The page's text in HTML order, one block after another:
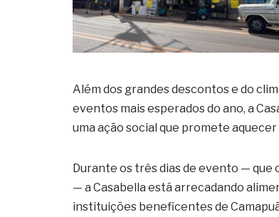
Além dos grandes descontos e do
eventos mais esperados do ano, a
uma ação social que promete
Durante os três dias de evento — que
— a Casabella está arrecadando
instituições beneficentes de